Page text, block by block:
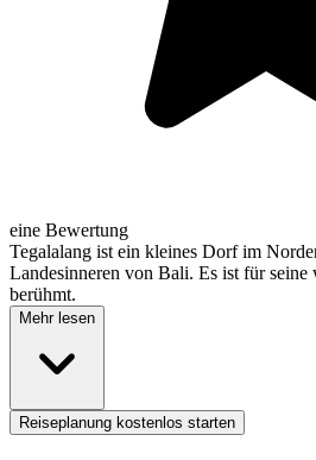
eine Bewertung
Tegalalang ist ein kleines Dorf im
Landesinneren von Bali. Es ist für seine
berühmt.
Mehr lesen
Reiseplanung kostenlos starten